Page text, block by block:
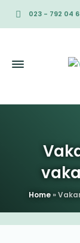
023 - 792 04
Home»